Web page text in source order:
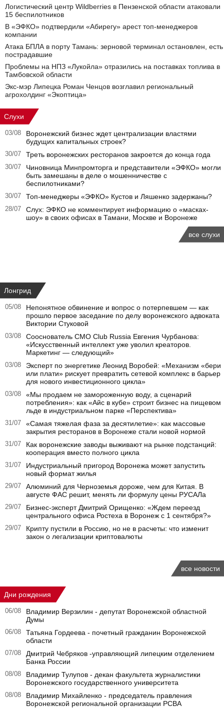
Логистический центр Wildberries в Пензенской области атаковали
15 беспилотников
В «ЭФКО» подтвердили «Абирегу» арест топ-менеджеров
компании
Атака БПЛА в порту Тамань: зерновой терминал остановлен, есть
пострадавшие
Проблемы на НПЗ «Лукойла» отразились на поставках топлива в
Тамбовской области
Экс-мэр Липецка Роман Ченцов возглавил региональный
агрохолдинг «Экоптица»
Слухи
03/08
Воронежский бизнес ждет централизации властями
будущих капитальных строек?
30/07 Треть воронежских ресторанов закроется до конца года
30/07
Чиновница Минпромторга и представители «ЭФКО» могли
быть замешаны в деле о мошенничестве с
беспилотниками?
30/07 Топ-менеджеры «ЭФКО» Кустов и Ляшенко задержаны?
28/07
Слух: ЭФКО не комментирует информацию о «масках-
шоу» в своих офисах в Тамани, Москве и Воронеже
все слухи
Лонгрид
05/08
Непонятное обвинение и вопрос о потерпевшем — как
прошло первое заседание по делу воронежского адвоката
Виктории Стуковой
03/08
Сооснователь CMO Club Russia Евгения Чурбанова:
«Искусственный интеллект уже уволил креаторов.
Маркетинг — следующий»
03/08
Эксперт по энергетике Леонид Воробей: «Механизм «бери
или плати» рискует превратить сетевой комплекс в барьер
для нового инвестиционного цикла»
03/08
«Мы продаем не замороженную воду, а сценарий
потребления»: как «Айс в кубе» строит бизнес на пищевом
льде в индустриальном парке «Перспектива»
31/07
«Самая тяжелая фаза за десятилетие»: как массовые
закрытия ресторанов в Воронеже стали новой нормой
31/07
Как воронежские заводы выживают на рынке подстанций:
кооперация вместо полного цикла
31/07
Индустриальный пригород Воронежа может запустить
новый формат жилья
29/07
Алюминий для Черноземья дороже, чем для Китая. В
августе ФАС решит, менять ли формулу цены РУСАЛа
29/07
Бизнес-эксперт Дмитрий Орищенко: «Ждем переезд
центрального офиса Ростеха в Воронеж с 1 сентября?»
29/07
Крипту пустили в Россию, но не в расчеты: что изменит
закон о легализации криптовалюты
все новости
Дни рождения
06/08
Владимир Верзилин - депутат Воронежской областной
Думы
06/08
Татьяна Гордеева - почетный гражданин Воронежской
области
07/08
Дмитрий Чебряков -управляющий липецким отделением
Банка России
08/08
Владимир Тулупов - декан факультета журналистики
Воронежского государственного университета
08/08
Владимир Михайленко - председатель правления
Воронежской региональной организации РСВА